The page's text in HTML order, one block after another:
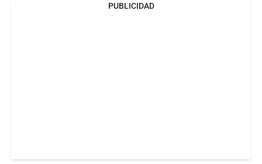
PUBLICIDAD